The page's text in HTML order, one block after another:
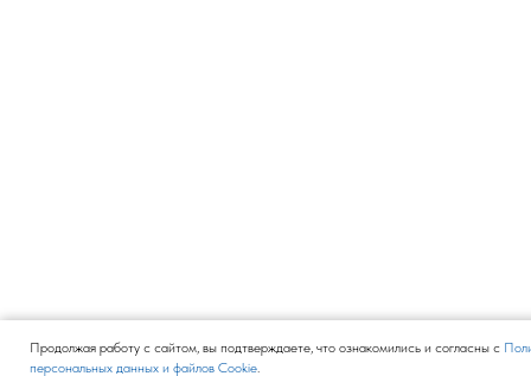
Продолжая работу с сайтом, вы подтверждаете, что ознакомились и согласны с
персональных данных и файлов Cookie.